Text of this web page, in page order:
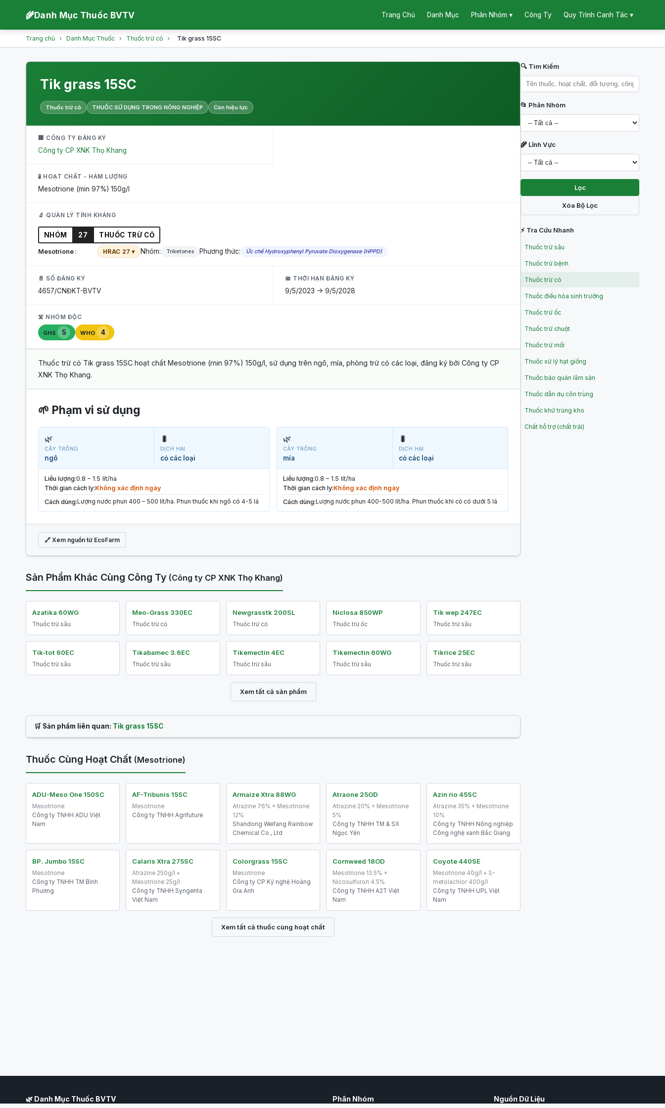
🌾Danh Mục Thuốc BVTV Trang Chủ Danh Mục Phân Nhóm ▾ Công Ty Quy Trình Canh Tác ▾
Trang chủ › Danh Mục Thuốc › Thuốc trừ cỏ › Tik grass 15SC
Tik grass 15SC
Thuốc trừ cỏ THUỐC SỬ DỤNG TRONG NÔNG NGHIỆP Còn hiệu lực
🏢 CÔNG TY ĐĂNG KÝ
Công ty CP XNK Thọ Khang
🧪 HOẠT CHẤT - HÀM LƯỢNG
Mesotrione (min 97%) 150g/l
🔬 QUẢN LÝ TÍNH KHÁNG
NHÓM 27 THUỐC TRỪ CỎ
Mesotrione HRAC 27 ▾ Nhóm: Triketones Phương thức: Ức chế Hydroxyphenyl Pyruvate Dioxygenase (HPPD)
📄 SỐ ĐĂNG KÝ
4657/CNĐKT-BVTV
📅 THỜI HẠN ĐĂNG KÝ
9/5/2023 -> 9/5/2028
☠️ NHÓM ĐỘC
GHS 5 WHO 4
Thuốc trừ cỏ Tik grass 15SC hoạt chất Mesotrione (min 97%) 150g/l, sử dụng trên ngô, mía, phòng trừ cỏ các loại, đăng ký bởi Công ty CP
XNK Thọ Khang.
🌱 Phạm vi sử dụng
🌿
CÂY TRỒNG
ngô
🐛
DỊCH HẠI
cỏ các loại
Liều lượng:0.8 – 1.5 lít/ha
Thời gian cách ly:Không xác định ngày
Cách dùng:Lượng nước phun 400 – 500 lít/ha. Phun thuốc khi ngô có 4-5 lá
🌿
CÂY TRỒNG
mía
🐛
DỊCH HẠI
cỏ các loại
Liều lượng:0.8 – 1.5 lít/ha
Thời gian cách ly:Không xác định ngày
Cách dùng:Lượng nước phun 400-500 lít/ha. Phun thuốc khi cỏ có dưới 5 lá
🔗 Xem nguồn từ EcoFarm
Sản Phẩm Khác Cùng Công Ty (Công ty CP XNK Thọ Khang)
Azatika 60WG
Thuốc trừ sâu
Meo-Grass 330EC
Thuốc trừ cỏ
Newgrasstk 200SL
Thuốc trừ cỏ
Niclosa 850WP
Thuốc trừ ốc
Tik wep 247EC
Thuốc trừ sâu
Tik-tot 60EC
Thuốc trừ sâu
Tikabamec 3.6EC
Thuốc trừ sâu
Tikemectin 4EC
Thuốc trừ sâu
Tikemectin 60WG
Thuốc trừ sâu
Tikrice 25EC
Thuốc trừ sâu
Xem tất cả sản phẩm
🛒 Sản phẩm liên quan: Tik grass 15SC
Thuốc Cùng Hoạt Chất (Mesotrione)
ADU-Meso One 150SC
Mesotrione
Công ty TNHH ADU Việt
Nam
AF-Tribunis 15SC
Mesotrione
Công ty TNHH Agrifuture
Armaize Xtra 88WG
Atrazine 76% + Mesotrione
12%
Shandong Weifang Rainbow
Chemical Co., Ltd
Atraone 25OD
Atrazine 20% + Mesotrione
5%
Công ty TNHH TM & SX
Ngọc Yến
Azin rio 45SC
Atrazine 35% + Mesotrione
10%
Công ty TNHH Nông nghiệp
Công nghệ xanh Bắc Giang
BP. Jumbo 15SC
Mesotrione
Công ty TNHH TM Bình
Phương
Calaris Xtra 275SC
Atrazine 250g/l +
Mesotrione 25g/l
Công ty TNHH Syngenta
Việt Nam
Colorgrass 15SC
Mesotrione
Công ty CP Kỹ nghệ Hoàng
Gia Anh
Cornweed 18OD
Mesotrione 13.5% +
Nicosulfuron 4.5%
Công ty TNHH A2T Việt
Nam
Coyote 440SE
Mesotrione 40g/l + S-
metolachlor 400g/l
Công ty TNHH UPL Việt
Nam
Xem tất cả thuốc cùng hoạt chất
🔍 Tìm Kiếm
📂 Phân Nhóm
🌾 Lĩnh Vực
Lọc
Xóa Bộ Lọc
⚡ Tra Cứu Nhanh
Thuốc trừ sâu
Thuốc trừ bệnh
Thuốc trừ cỏ
Thuốc điều hòa sinh trưởng
Thuốc trừ ốc
Thuốc trừ chuột
Thuốc trừ mối
Thuốc xử lý hạt giống
Thuốc bảo quản lâm sản
Thuốc dẫn dụ côn trùng
Thuốc khử trùng kho
Chất hỗ trợ (chất trải)
🌿 Danh Mục Thuốc BVTV Phân Nhóm Nguồn Dữ Liệu